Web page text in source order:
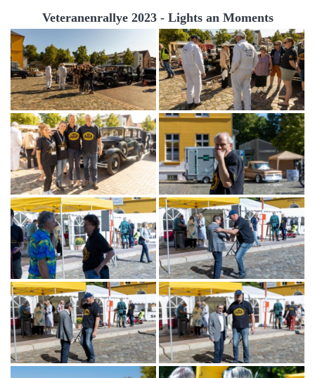
Veteranenrallye 2023 - Lights an Moments